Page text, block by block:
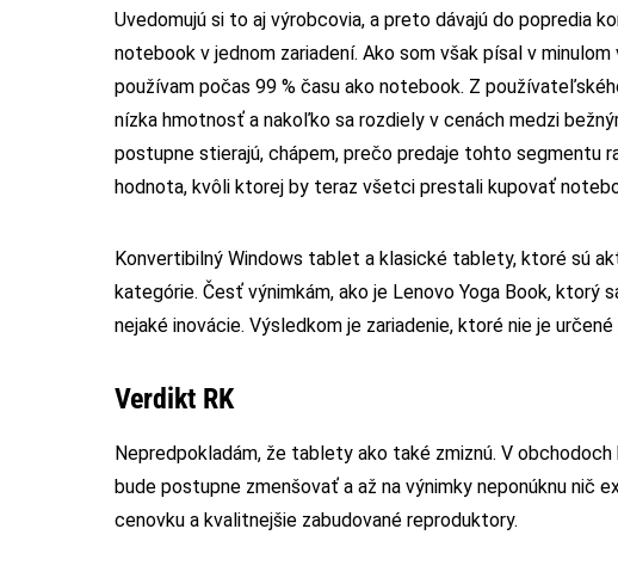
Uvedomujú si to aj výrobcovia, a preto dávajú do popredia
notebook v jednom zariadení. Ako som však písal v
používam počas 99 % času ako notebook. Z
nízka hmotnosť a nakoľko sa rozdiely v cenách medzi
postupne stierajú, chápem, prečo predaje tohto segmentu
hodnota, kvôli ktorej by teraz všetci prestali kupovať
Konvertibilný Windows tablet a klasické tablety, ktoré sú
kategórie. Česť výnimkám, ako je Lenovo Yoga Book,
nejaké inovácie. Výsledkom je zariadenie, ktoré nie je určené
Verdikt RK
Nepredpokladám, že tablety ako také zmiznú. V
bude postupne zmenšovať a až na výnimky neponúknu nič
cenovku a kvalitnejšie zabudované reproduktory.